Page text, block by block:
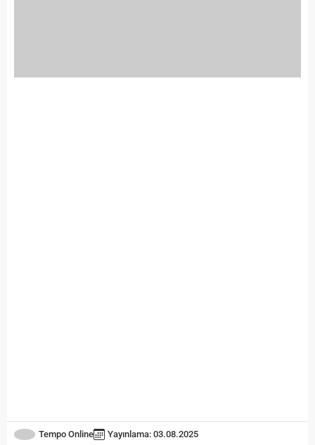
Tempo Online Yayınlama: 03.08.2025